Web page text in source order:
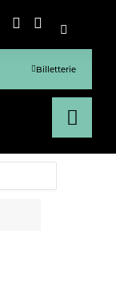
Billetterie